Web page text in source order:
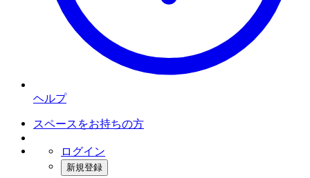
ヘルプ
スペースをお持ちの方
ログイン
新規登録